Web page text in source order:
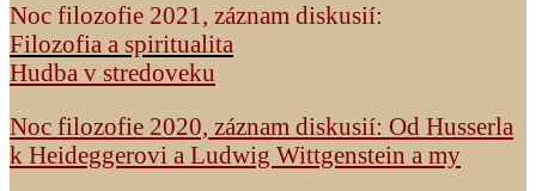
Noc filozofie 2021, záznam diskusií:
Filozofia a spiritualita
Hudba v stredoveku
Noc filozofie 2020, záznam diskusií: Od Husserla
k Heideggerovi a Ludwig Wittgenstein a my